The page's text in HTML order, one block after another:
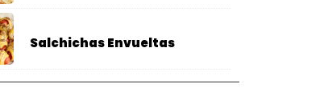
Salchichas Envueltas